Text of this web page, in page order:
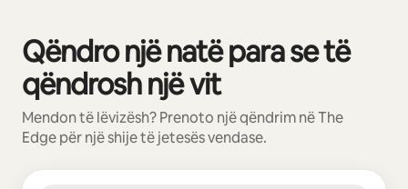
Qëndro një natë para se të
qëndrosh një vit
Mendon të lëvizësh? Prenoto një qëndrim në The
Edge për një shije të jetesës vendase.
Po shfaqim 0 nga 0 artikuj